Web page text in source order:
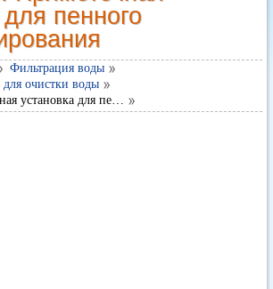
пенного
Фильтрация воды
очистки воды
установка для пе…